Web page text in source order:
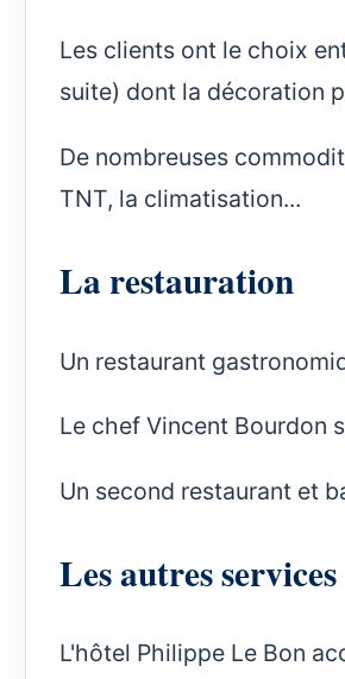
Les clients ont le choix
suite) dont la décoration
De nombreuses
TNT, la climatisation...
La restauration
Un restaurant
Le chef Vincent Bourdon
Un second restaurant et
Les autres services
L'hôtel Philippe Le Bon